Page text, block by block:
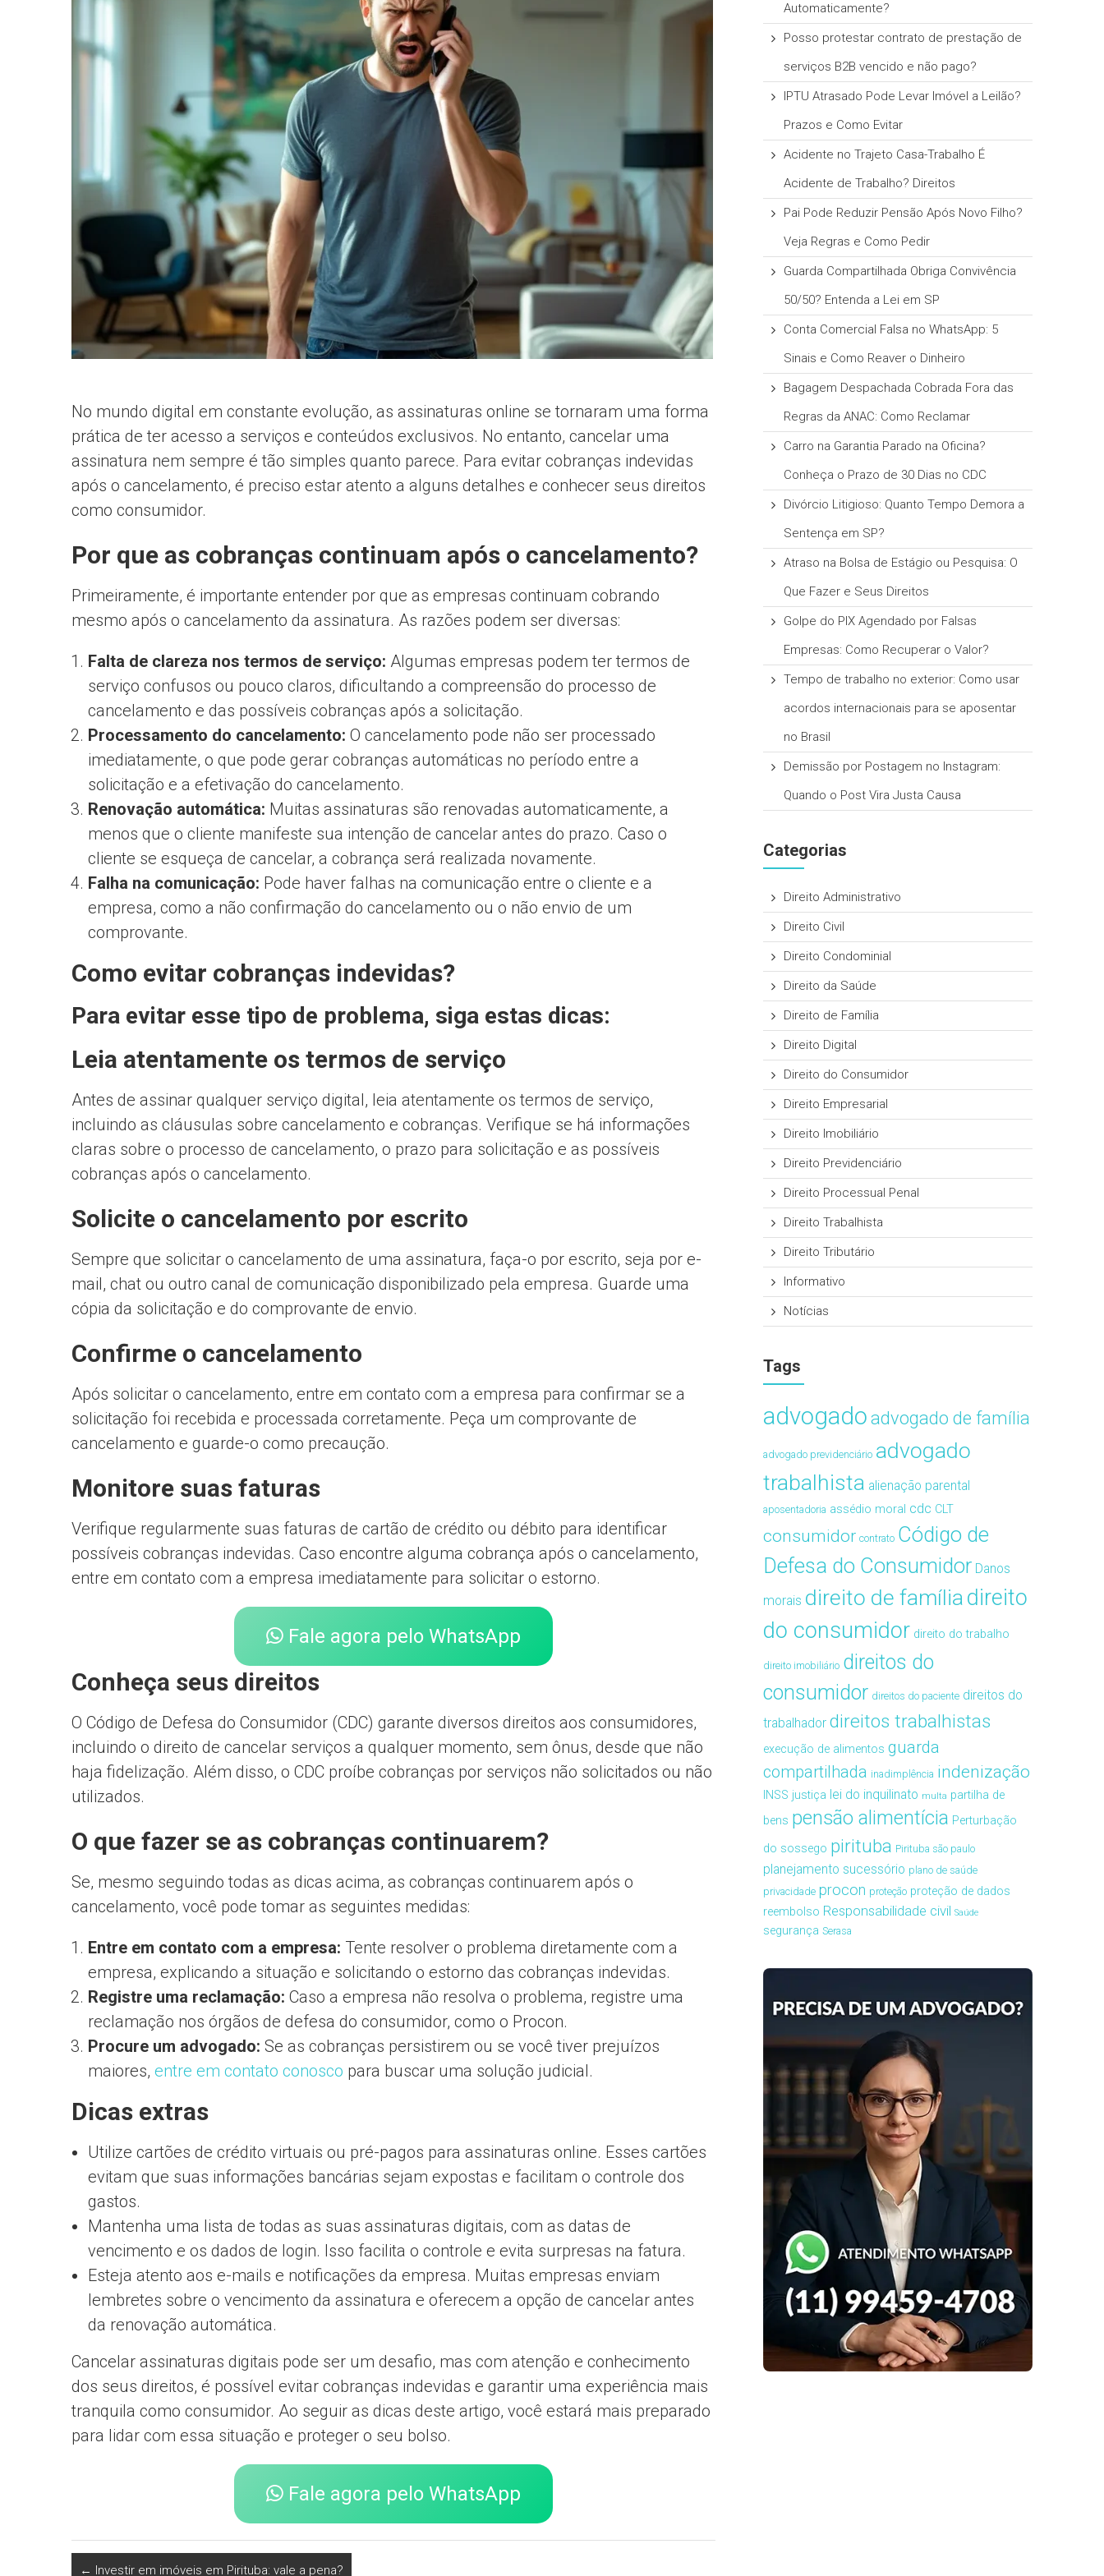
necessidade.
No mundo digital em constante evolução, as assinaturas online se tornaram uma forma
prática de ter acesso a serviços e conteúdos exclusivos. No entanto, cancelar uma
assinatura nem sempre é tão simples quanto parece. Para evitar cobranças indevidas
após o cancelamento, é preciso estar atento a alguns detalhes e conhecer seus direitos
como consumidor.
Por que as cobranças continuam após o cancelamento?
Primeiramente, é importante entender por que as empresas continuam cobrando
mesmo após o cancelamento da assinatura. As razões podem ser diversas:
Falta de clareza nos termos de serviço: Algumas empresas podem ter termos de
serviço confusos ou pouco claros, dificultando a compreensão do processo de
cancelamento e das possíveis cobranças após a solicitação.
Processamento do cancelamento: O cancelamento pode não ser processado
imediatamente, o que pode gerar cobranças automáticas no período entre a
solicitação e a efetivação do cancelamento.
Renovação automática: Muitas assinaturas são renovadas automaticamente, a
menos que o cliente manifeste sua intenção de cancelar antes do prazo. Caso o
cliente se esqueça de cancelar, a cobrança será realizada novamente.
Falha na comunicação: Pode haver falhas na comunicação entre o cliente e a
empresa, como a não confirmação do cancelamento ou o não envio de um
comprovante.
Como evitar cobranças indevidas?
Para evitar esse tipo de problema, siga estas dicas:
Leia atentamente os termos de serviço
Antes de assinar qualquer serviço digital, leia atentamente os termos de serviço,
incluindo as cláusulas sobre cancelamento e cobranças. Verifique se há informações
claras sobre o processo de cancelamento, o prazo para solicitação e as possíveis
cobranças após o cancelamento.
Solicite o cancelamento por escrito
Sempre que solicitar o cancelamento de uma assinatura, faça-o por escrito, seja por e-
mail, chat ou outro canal de comunicação disponibilizado pela empresa. Guarde uma
cópia da solicitação e do comprovante de envio.
Confirme o cancelamento
Após solicitar o cancelamento, entre em contato com a empresa para confirmar se a
solicitação foi recebida e processada corretamente. Peça um comprovante de
cancelamento e guarde-o como precaução.
Monitore suas faturas
Verifique regularmente suas faturas de cartão de crédito ou débito para identificar
possíveis cobranças indevidas. Caso encontre alguma cobrança após o cancelamento,
entre em contato com a empresa imediatamente para solicitar o estorno.
Fale agora pelo WhatsApp
Conheça seus direitos
O Código de Defesa do Consumidor (CDC) garante diversos direitos aos consumidores,
incluindo o direito de cancelar serviços a qualquer momento, sem ônus, desde que não
haja fidelização. Além disso, o CDC proíbe cobranças por serviços não solicitados ou não
utilizados.
O que fazer se as cobranças continuarem?
Se, mesmo seguindo todas as dicas acima, as cobranças continuarem após o
cancelamento, você pode tomar as seguintes medidas:
Entre em contato com a empresa: Tente resolver o problema diretamente com a
empresa, explicando a situação e solicitando o estorno das cobranças indevidas.
Registre uma reclamação: Caso a empresa não resolva o problema, registre uma
reclamação nos órgãos de defesa do consumidor, como o Procon.
Procure um advogado: Se as cobranças persistirem ou se você tiver prejuízos
maiores, entre em contato conosco para buscar uma solução judicial.
Dicas extras
Utilize cartões de crédito virtuais ou pré-pagos para assinaturas online. Esses cartões
evitam que suas informações bancárias sejam expostas e facilitam o controle dos
gastos.
Mantenha uma lista de todas as suas assinaturas digitais, com as datas de
vencimento e os dados de login. Isso facilita o controle e evita surpresas na fatura.
Esteja atento aos e-mails e notificações da empresa. Muitas empresas enviam
lembretes sobre o vencimento da assinatura e oferecem a opção de cancelar antes
da renovação automática.
Cancelar assinaturas digitais pode ser um desafio, mas com atenção e conhecimento
dos seus direitos, é possível evitar cobranças indevidas e garantir uma experiência mais
tranquila como consumidor. Ao seguir as dicas deste artigo, você estará mais preparado
para lidar com essa situação e proteger o seu bolso.
Fale agora pelo WhatsApp
← Investir em imóveis em Pirituba: vale a pena?
Automaticamente?
Posso protestar contrato de prestação de
serviços B2B vencido e não pago?
IPTU Atrasado Pode Levar Imóvel a Leilão?
Prazos e Como Evitar
Acidente no Trajeto Casa-Trabalho É
Acidente de Trabalho? Direitos
Pai Pode Reduzir Pensão Após Novo Filho?
Veja Regras e Como Pedir
Guarda Compartilhada Obriga Convivência
50/50? Entenda a Lei em SP
Conta Comercial Falsa no WhatsApp: 5
Sinais e Como Reaver o Dinheiro
Bagagem Despachada Cobrada Fora das
Regras da ANAC: Como Reclamar
Carro na Garantia Parado na Oficina?
Conheça o Prazo de 30 Dias no CDC
Divórcio Litigioso: Quanto Tempo Demora a
Sentença em SP?
Atraso na Bolsa de Estágio ou Pesquisa: O
Que Fazer e Seus Direitos
Golpe do PIX Agendado por Falsas
Empresas: Como Recuperar o Valor?
Tempo de trabalho no exterior: Como usar
acordos internacionais para se aposentar
no Brasil
Demissão por Postagem no Instagram:
Quando o Post Vira Justa Causa
Categorias
Direito Administrativo
Direito Civil
Direito Condominial
Direito da Saúde
Direito de Família
Direito Digital
Direito do Consumidor
Direito Empresarial
Direito Imobiliário
Direito Previdenciário
Direito Processual Penal
Direito Trabalhista
Direito Tributário
Informativo
Notícias
Tags
advogado advogado de família
advogado previdenciário advogado
trabalhista alienação parental
aposentadoria assédio moral cdc CLT
consumidor contrato Código de
Defesa do Consumidor Danos
morais direito de famíliadireito
do consumidor direito do trabalho
direito imobiliário direitos do
consumidor direitos do paciente direitos do
trabalhador direitos trabalhistas
execução de alimentos guarda
compartilhada inadimplência indenização
INSS justiça lei do inquilinato multa partilha de
bens pensão alimentícia Perturbação
do sossego pirituba Pirituba são paulo
planejamento sucessório plano de saúde
privacidade procon proteção proteção de dados
reembolso Responsabilidade civil Saúde
segurança Serasa